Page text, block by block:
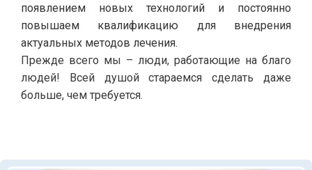
появлением новых технологий и постоянно
повышаем квалификацию для внедрения
актуальных методов лечения.
Прежде всего мы – люди, работающие на благо
людей! Всей душой стараемся сделать даже
больше, чем требуется.